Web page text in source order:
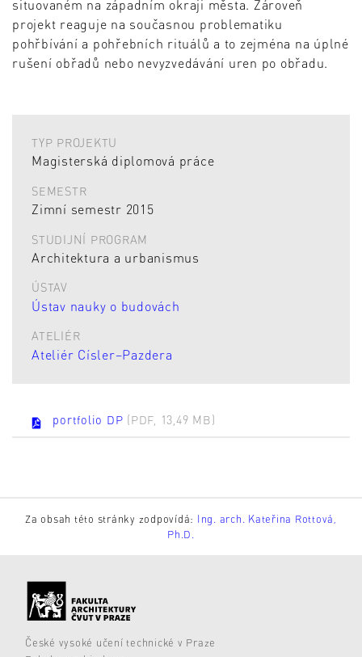
situovaném na západním okraji města. Zároveň
projekt reaguje na současnou problematiku
pohřbívání a pohřebních rituálů a to zejména na úplné
rušení obřadů nebo nevyzvedávání uren po obřadu.
TYP PROJEKTU
Magisterská diplomová práce
SEMESTR
Zimní semestr 2015
STUDIJNÍ PROGRAM
Architektura a urbanismus
ÚSTAV
Ústav nauky o budovách
ATELIÉR
Ateliér Císler–Pazdera
portfolio DP (PDF, 13,49 MB)
Za obsah této stránky zodpovídá: Ing. arch. Kateřina Rottová,
Ph.D.
České vysoké učení technické v Praze